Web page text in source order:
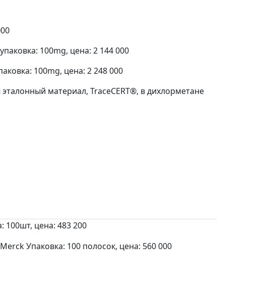
100mg, цена: 2 144 000
100mg, цена: 2 248 000
материал, TraceCERT®, в дихлорметане
100шт, цена: 483 200
Упаковка: 100 полосок, цена: 560 000